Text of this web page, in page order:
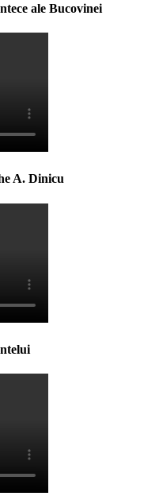
ale Bucovinei
A. Dinicu